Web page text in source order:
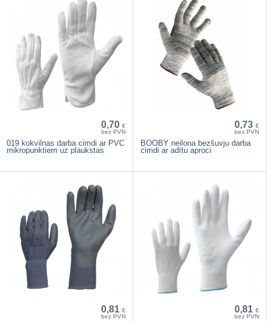
0,70 €
bez PVN
019 kokvilnas darba cimdi ar PVC
mikropunktiem uz plaukstas
0,73 €
bez PVN
BOOBY neilona bezšuvju darba
cimdi ar adītu aproci
0,81 €
bez PVN
0,81 €
bez PVN